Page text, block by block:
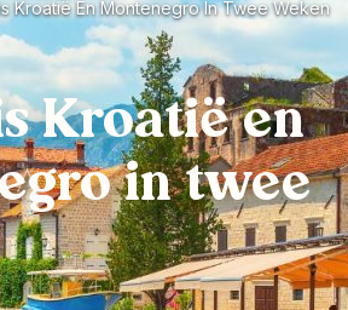
Kroatië En Montenegro In Twee Weken
Kroatië en
in twee